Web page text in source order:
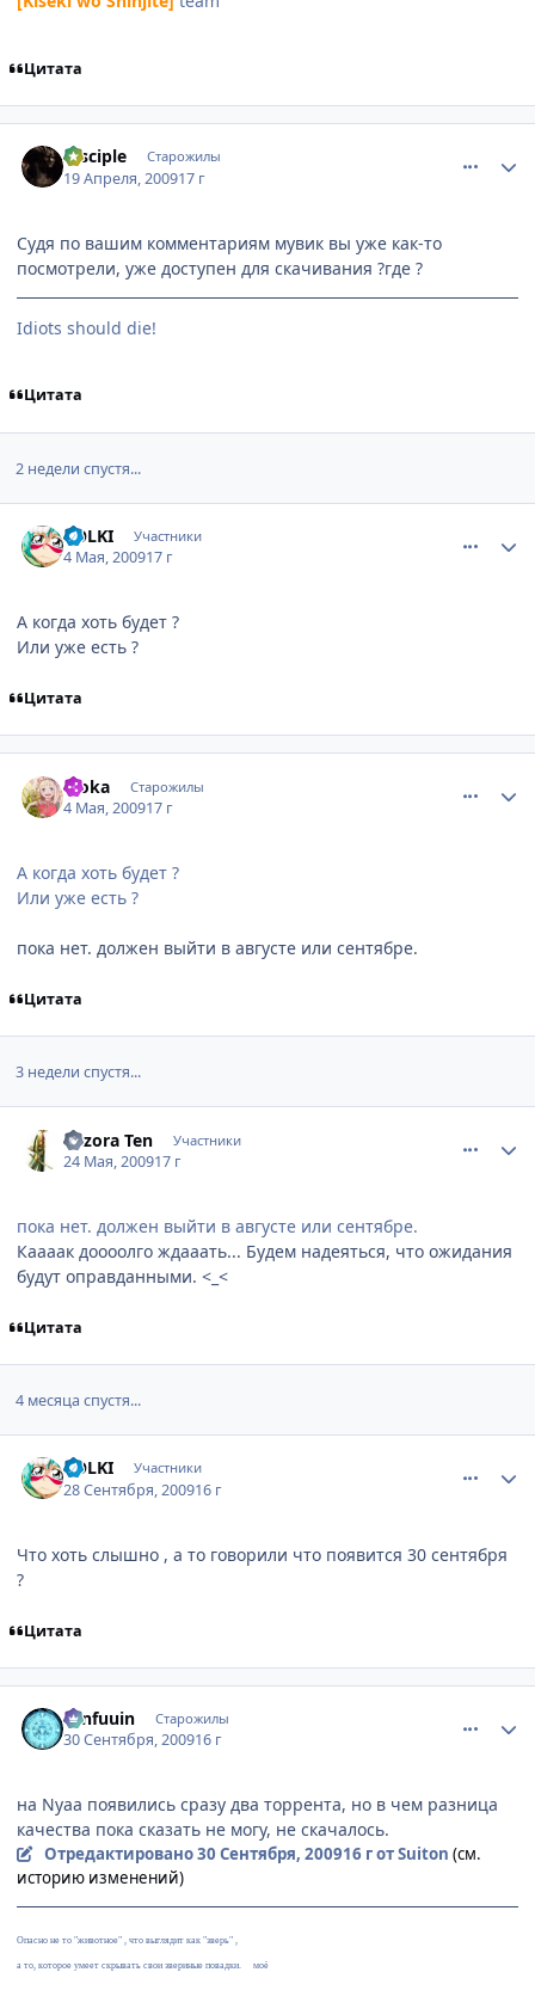
Цитата
Disciple Старожилы
19 Апреля, 200917 г
Судя по вашим комментариям мувик вы уже как-то
посмотрели, уже доступен для скачивания ?где ?
Idiots should die!
Цитата
2 недели спустя...
PОLKI Участники
4 Мая, 200917 г
А когда хоть будет ?
Или уже есть ?
Цитата
Rioka Старожилы
4 Мая, 200917 г
А когда хоть будет ?
Или уже есть ?
пока нет. должен выйти в августе или сентябре.
Цитата
3 недели спустя...
Yozora Ten Участники
24 Мая, 200917 г
пока нет. должен выйти в августе или сентябре.
Каааак доооолго ждааать... Будем надеяться, что ожидания
будут оправданными. <_<
Цитата
4 месяца спустя...
PОLKI Участники
28 Сентября, 200916 г
Что хоть слышно , а то говорили что появится 30 сентября
?
Цитата
Tenfuuin Старожилы
30 Сентября, 200916 г
на Nyaa появились сразу два торрента, но в чем разница
качества пока сказать не могу, не скачалось.
Отредактировано30 Сентября, 200916 гот Suiton (см.
историю изменений)
Опасно не то "животное" , что выглядит как "зверь" ,
а то, которое умеет скрывать свои звериные повадки. моё